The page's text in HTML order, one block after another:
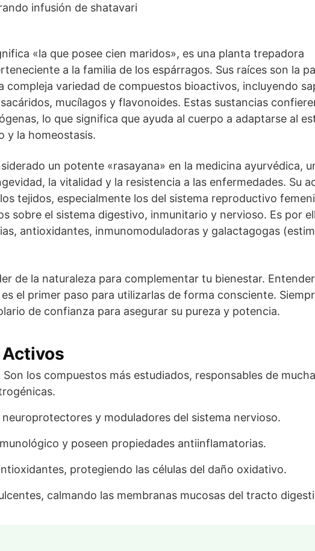
«la que posee cien maridos», es una planta trepadora
a la familia de los espárragos. Sus raíces son la
compleja variedad de compuestos bioactivos, incluyendo
mucílagos y flavonoides. Estas sustancias
lo que significa que ayuda al cuerpo a adaptarse al
y la homeostasis.
un potente «rasayana» en la medicina ayurvédica,
la vitalidad y la resistencia a las enfermedades. Su
tejidos, especialmente los del sistema reproductivo
sobre el sistema digestivo, inmunitario y nervioso. Es por
antioxidantes, inmunomoduladoras y galactagogas
de la naturaleza para complementar tu bienestar.
el primer paso para utilizarlas de forma consciente.
de confianza para asegurar su pureza y potencia.
Son los compuestos más estudiados, responsables de
y moduladores del sistema nervioso.
y poseen propiedades antiinflamatorias.
protegiendo las células del daño oxidativo.
calmando las membranas mucosas del tracto